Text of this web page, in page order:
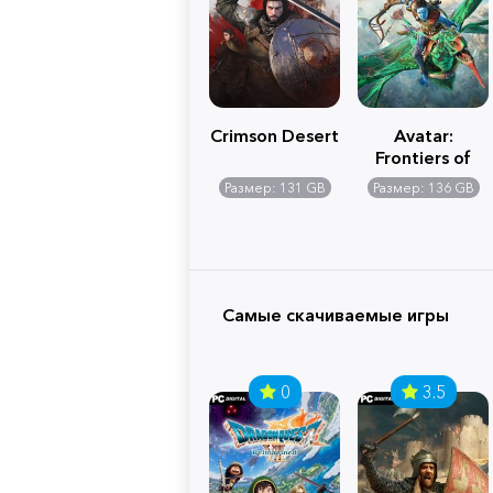
Crimson Desert
Размер: 131 GB
Avatar:
Frontiers of
Pandora
Размер: 136 GB
Самые скачиваемые игры
0 3.5